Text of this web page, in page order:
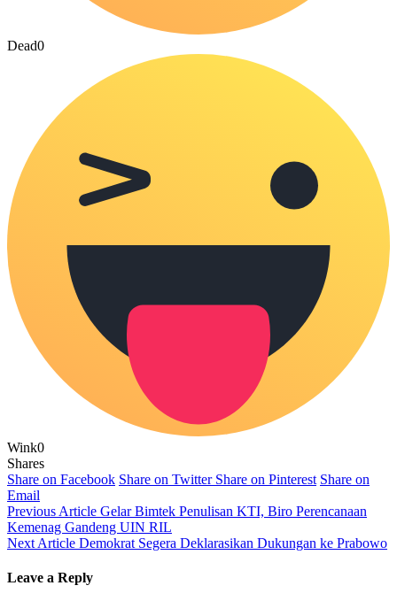
Dead0
Wink0
Shares
Share on Facebook Share on Twitter Share on Pinterest Share on
Email
Previous Article Gelar Bimtek Penulisan KTI, Biro Perencanaan
Kemenag Gandeng UIN RIL
Next Article Demokrat Segera Deklarasikan Dukungan ke Prabowo
Leave a Reply